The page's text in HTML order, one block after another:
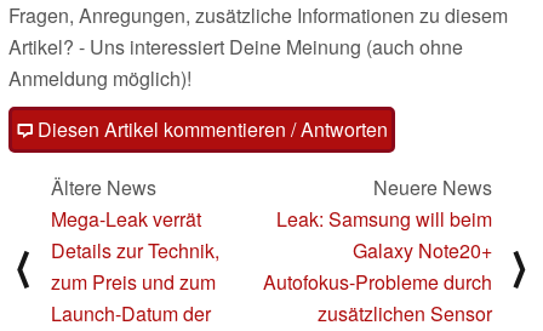
Fragen, Anregungen, zusätzliche Informationen zu diesem
Artikel? - Uns interessiert Deine Meinung (auch ohne
Anmeldung möglich)!
Diesen Artikel kommentieren / Antworten
⟨
Ältere News
Mega-Leak verrät
Details zur Technik,
zum Preis und zum
Launch-Datum der
Neuere News
Leak: Samsung will beim
Galaxy Note20+
Autofokus-Probleme durch
zusätzlichen Sensor
⟩